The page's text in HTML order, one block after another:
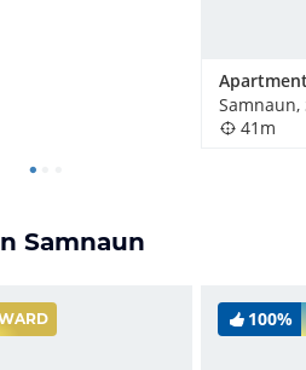
Samnaun,
41m
Samnaun
100%